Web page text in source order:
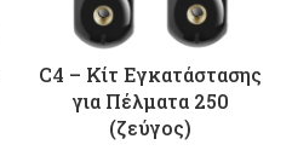
C4 – Κίτ Εγκατάστασης
για Πέλματα 250
(ζεύγος)